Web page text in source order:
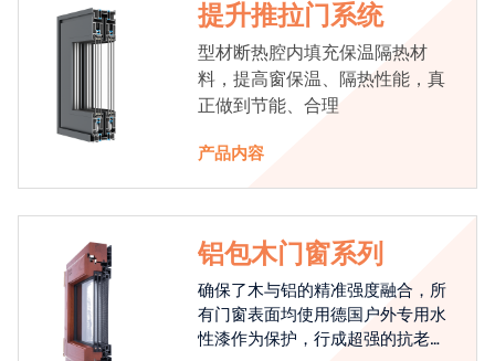
提升推拉门系统
型材断热腔内填充保温隔热材
料，提高窗保温、隔热性能，真
正做到节能、合理
产品内容
铝包木门窗系列
确保了木与铝的精准强度融合，所
有门窗表面均使用德国户外专用水
性漆作为保护，行成超强的抗老化